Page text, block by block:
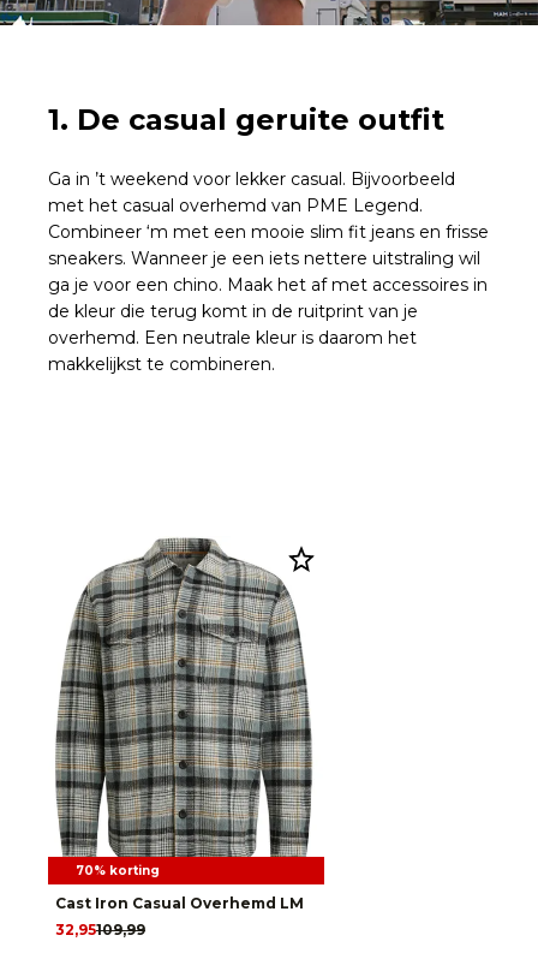
1. De casual geruite outfit
Ga in ’t weekend voor lekker casual. Bijvoorbeeld
met het casual overhemd van PME Legend.
Combineer ‘m met een mooie slim fit jeans en frisse
sneakers. Wanneer je een iets nettere uitstraling wil
ga je voor een chino. Maak het af met accessoires in
de kleur die terug komt in de ruitprint van je
overhemd. Een neutrale kleur is daarom het
makkelijkst te combineren.
70% korting
Cast Iron Casual Overhemd LM
109,99
32,95